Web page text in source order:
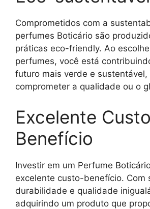
Comprometidos com a
perfumes Boticário são
práticas eco-friendly. Ao
perfumes, você está
futuro mais verde e sustentável,
comprometer a qualidade ou o
Excelente
Benefício
Investir em um Perfume
excelente custo-benefício. Com
durabilidade e qualidade
adquirindo um produto que